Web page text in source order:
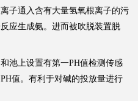
子通入含有大量氢氧根离子的污
应生成氨。进而被吹脱装置脱
上设置有第一PH值检测传感
值。有利于对碱的投放量进行